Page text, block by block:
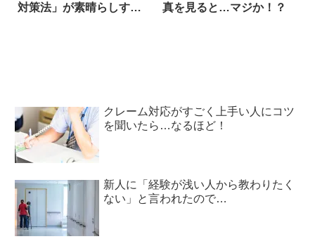
対策法」が素晴らしすぎ
真を見ると…マジか！？
クレーム対応がすごく上手い人にコツ
を聞いたら…なるほど！
新人に「経験が浅い人から教わりたく
ない」と言われたので…